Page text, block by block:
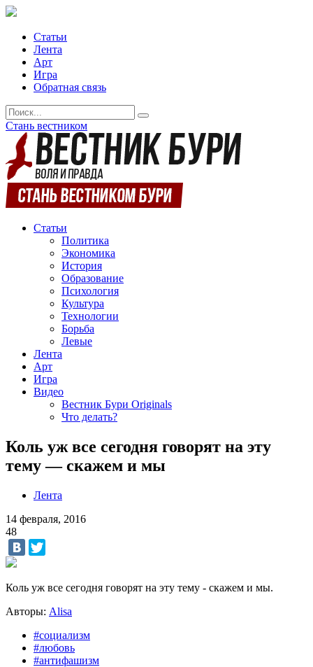
Статьи
Лента
Арт
Игра
Обратная связь
Стань вестником
Статьи
Политика
Экономика
История
Образование
Психология
Культура
Технологии
Борьба
Левые
Лента
Арт
Игра
Видео
Вестник Бури Originals
Что делать?
Коль уж все сегодня говорят на эту
тему — скажем и мы
Лента
14 февраля, 2016
48
Коль уж все сегодня говорят на эту тему - скажем и мы.
Авторы: Alisa
#социализм
#любовь
#антифашизм